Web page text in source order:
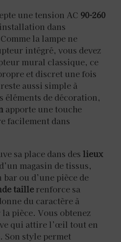
une tension AC 90-260
dans
la lampe ne
intégré, vous devez
mural classique, ce
et discret une fois
aussi simple à
éléments de décoration,
apporte une touche
facilement dans
sa place dans des lieux
magasin de tissus,
ou d’une pièce de
taille renforce sa
du caractère à
la pièce. Vous obtenez
qui attire l’œil tout en
style permet